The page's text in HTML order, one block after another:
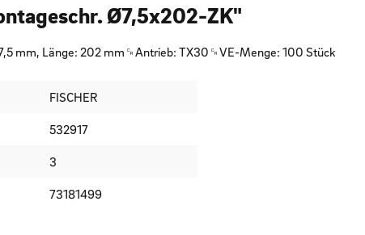
Ø7,5x202-ZK"
mm, Länge: 202 mm␍Antrieb: TX30␍VE-Menge: 100 Stück
FISCHER
532917
3
73181499